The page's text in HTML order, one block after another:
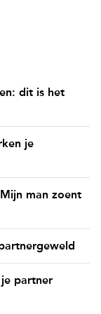
dit is het
je
man zoent
partner